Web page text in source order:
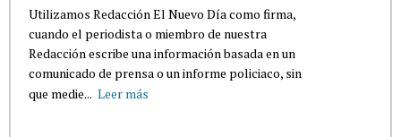
Utilizamos Redacción El Nuevo Día como firma,
cuando el periodista o miembro de nuestra
Redacción escribe una información basada en un
comunicado de prensa o un informe policiaco, sin
que medie... Leer más